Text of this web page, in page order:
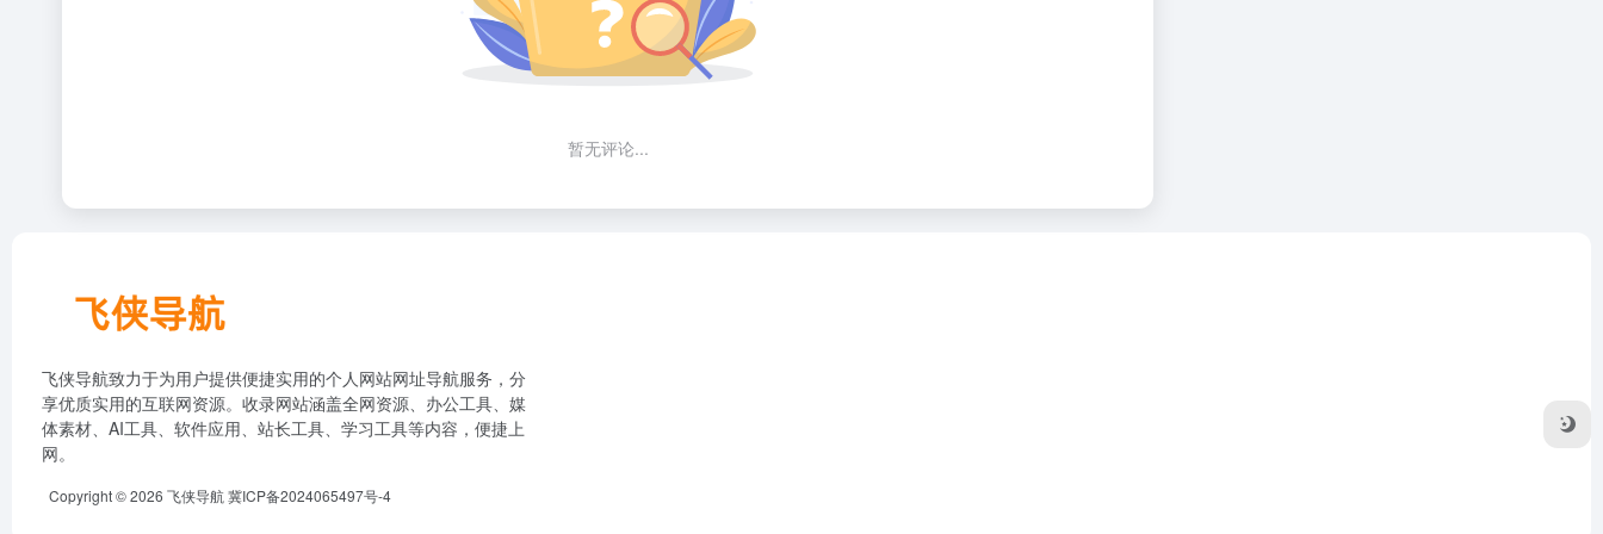
暂无评论...
飞侠导航致力于为用户提供便捷实用的个人网站网址导航服务，分
享优质实用的互联网资源。收录网站涵盖全网资源、办公工具、媒
体素材、AI工具、软件应用、站长工具、学习工具等内容，便捷上
网。
Copyright © 2026 飞侠导航冀ICP备2024065497号-4